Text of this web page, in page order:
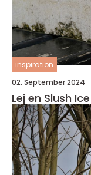
inspiration
02. September 2024
Lej en Slush